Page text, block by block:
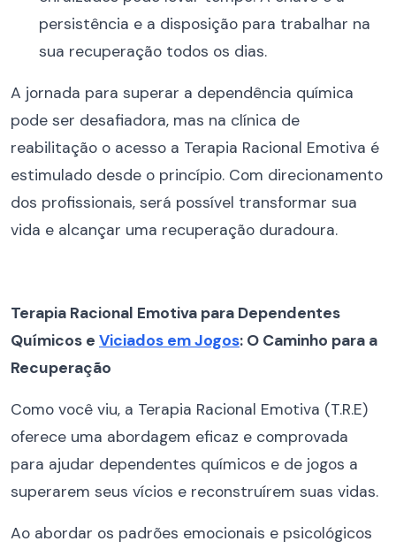
persistência e a disposição para trabalhar na
sua recuperação todos os dias.
A jornada para superar a dependência química
pode ser desafiadora, mas na clínica de
reabilitação o acesso a Terapia Racional Emotiva é
estimulado desde o princípio. Com direcionamento
dos profissionais, será possível transformar sua
vida e alcançar uma recuperação duradoura.
Terapia Racional Emotiva para Dependentes
Químicos e Viciados em Jogos: O Caminho para a
Recuperação
Como você viu, a Terapia Racional Emotiva (T.R.E)
oferece uma abordagem eficaz e comprovada
para ajudar dependentes químicos e de jogos a
superarem seus vícios e reconstruírem suas vidas.
Ao abordar os padrões emocionais e psicológicos